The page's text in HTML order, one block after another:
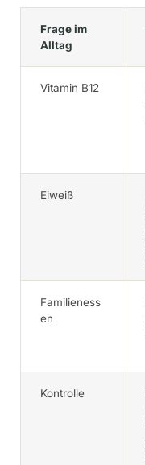
Frage im
Alltag
Vitamin B12
Eiweiß
Familieness
en
Kontrolle